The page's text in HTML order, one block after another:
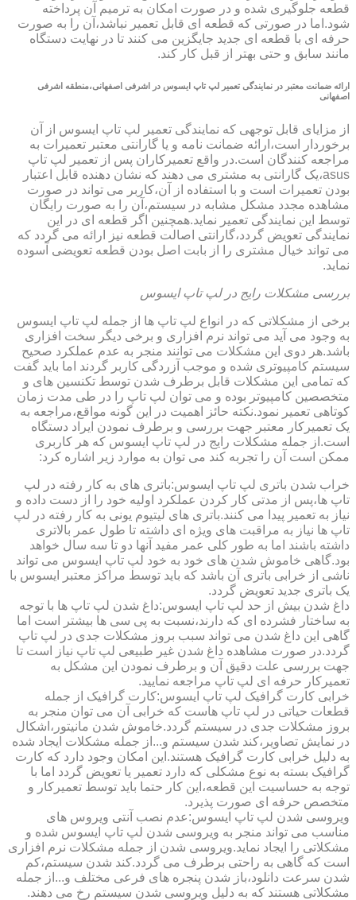
قطعه جلوگیری شده و در صورت امکان به ترمیم آن پرداخته
شود.اما در صورتی که قطعه ای قابل تعمیر نباشد،آن را به صورت
حرفه ای با قطعه ای جدید جایگزین می کنند تا در نهایت دستگاه
مانند سابق و حتی بهتر از قبل کار کند.
ارائه ضمانت معتبر در نمایندگی تعمیر لپ تاپ ایسوس در اشرفی اصفهانی،منطقه اشرفی
اصفهانی
از مزایای قابل توجهی که نمایندگی تعمیر لپ تاپ ایسوس از آن
برخوردار است،ارائه ضمانت نامه و یا گارانتی معتبر تعمیرات به
مراجعه کنندگان است.در واقع تعمیرکاران پس از تعمیر لپ تاپ
asus،یک گارانتی به مشتری می دهند که نشان دهنده قابل اعتبار
بودن تعمیرات است و با استفاده از آن،کاربر می تواند در صورت
مشاهده مجدد مشکل مشابه در سیستم،آن را به صورت رایگان
توسط این نمایندگی تعمیر نماید.همچنین اگر قطعه ای در این
نمایندگی تعویض گردد،گارانتی اصالت قطعه نیز ارائه می گردد که
می تواند خیال مشتری را از بابت اصل بودن قطعه تعویضی آسوده
نماید.
بررسی مشکلات رایج در لپ تاپ ایسوس
برخی از مشکلاتی که در انواع لپ تاپ ها از جمله لپ تاپ ایسوس
به وجود می آید می تواند نرم افزاری و برخی دیگر سخت افزاری
باشد.هر دوی این مشکلات می توانند منجر به عدم عملکرد صحیح
سیستم کامپیوتری شده و موجب آزردگی کاربر گردند اما باید گفت
که تمامی این مشکلات قابل برطرف شدن توسط تکنسین های و
متخصصین کامپیوتر بوده و می توان لپ تاپ را در طی مدت زمان
کوتاهی تعمیر نمود.نکته حائز اهمیت در این گونه مواقع،مراجعه به
یک تعمیرکار معتبر جهت بررسی و برطرف نمودن ایراد دستگاه
است.از جمله مشکلات رایج در لپ تاپ ایسوس که هر کاربری
ممکن است آن را تجربه کند می توان به موارد زیر اشاره کرد:
خراب شدن باتری لپ تاپ ایسوس:باتری های به کار رفته در لپ
تاپ ها،پس از مدتی کار کردن عملکرد اولیه خود را از دست داده و
نیاز به تعمیر پیدا می کنند.باتری های لیتیوم یونی به کار رفته در لپ
تاپ ها نیاز به مراقبت های ویژه ای داشته تا طول عمر بالاتری
داشته باشند اما به طور کلی عمر مفید آنها دو تا سه سال خواهد
بود.گاهی خاموش شدن های خود به خود لپ تاپ ایسوس می تواند
ناشی از خرابی باتری آن باشد که باید توسط مراکز معتبر ایسوس با
یک باتری جدید تعویض گردد.
داغ شدن بیش از حد لپ تاپ ایسوس:داغ شدن لپ تاپ ها با توجه
به ساختار فشرده ای که دارند،نسبت به پی سی ها بیشتر است اما
گاهی این داغ شدن می تواند سبب بروز مشکلات جدی در لپ تاپ
گردد.در صورت مشاهده داغ شدن غیر طبیعی لپ تاپ نیاز است تا
جهت بررسی علت دقیق آن و برطرف نمودن این مشکل به
تعمیرکار حرفه ای لپ تاپ مراجعه نمایید.
خرابی کارت گرافیک لپ تاپ ایسوس:کارت گرافیک از جمله
قطعات حیاتی در لپ تاپ هاست که خرابی آن می توان منجر به
بروز مشکلات جدی در سیستم گردد.خاموش شدن مانیتور،اشکال
در نمایش تصاویر،کند شدن سیستم و...از جمله مشکلات ایجاد شده
به دلیل خرابی کارت گرافیک هستند.این امکان وجود دارد که کارت
گرافیک بسته به نوع مشکلی که دارد تعمیر یا تعویض گردد اما با
توجه به حساسیت این قطعه،این کار حتما باید توسط تعمیرکار و
متخصص حرفه ای صورت پذیرد.
ویروسی شدن لپ تاپ ایسوس:عدم نصب آنتی ویروس های
مناسب می تواند منجر به ویروسی شدن لپ تاپ ایسوس شده و
مشکلاتی را ایجاد نماید.ویروسی شدن از جمله مشکلات نرم افزاری
است که گاهی به راحتی برطرف می گردد.کند شدن سیستم،کم
شدن سرعت دانلود،باز شدن پنجره های فرعی مختلف و...از جمله
مشکلاتی هستند که به دلیل ویروسی شدن سیستم رخ می دهند.